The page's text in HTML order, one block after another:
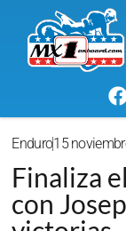
Enduro15
Finaliza
con